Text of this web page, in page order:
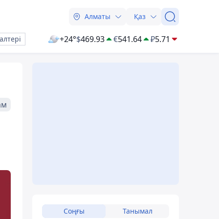
Алматы Қаз
+24°$469.93 €541.64 ₽5.71
Соңғы Танымал